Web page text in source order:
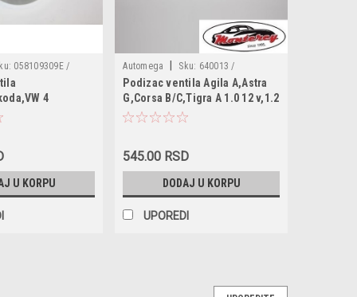
058109309E /
4
U KORPU
Automega Sku: 640013 /
130106310 / 059109521E / 9128603
Podizac ventila Agila A,Astra
G,Corsa B/C,Tigra A 1.0 12 v,1.2
16v
545.00 RSD
DODAJ U KORPU
UPOREDI